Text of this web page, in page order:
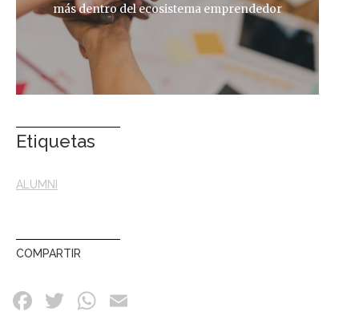
más dentro del ecosistema emprendedor
Etiquetas
ALUMNI
COMPARTIR